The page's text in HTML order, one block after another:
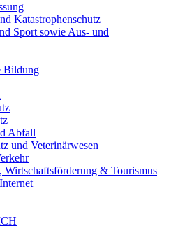
Katastrophenschutz
Sport sowie Aus- und
Bildung
Abfall
und Veterinärwesen
Wirtschaftsförderung & Tourismus